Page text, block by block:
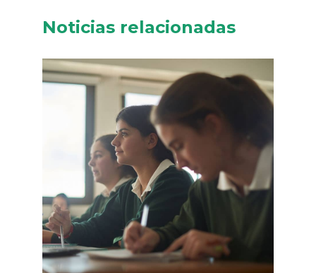
Noticias relacionadas